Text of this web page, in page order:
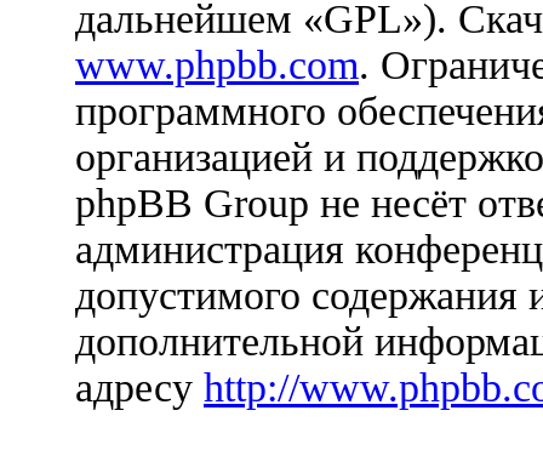
дальнейшем «GPL»).
www.phpbb.com.
программного
организацией и
phpBB Group не несёт
администрация
допустимого содержания
дополнительной
адресу http://